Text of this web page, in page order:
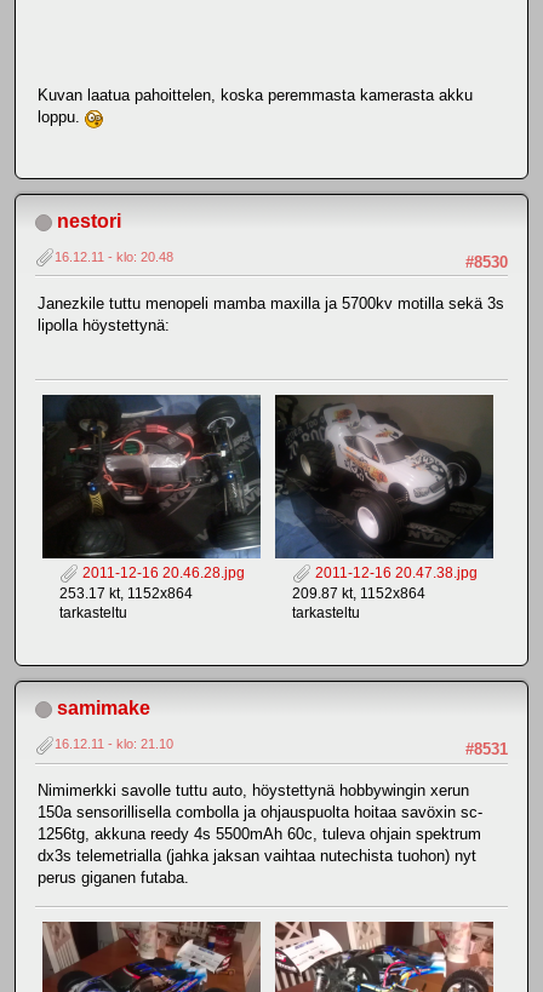
Kuvan laatua pahoittelen, koska peremmasta kamerasta akku
loppu.
nestori
#8530
16.12.11 - klo: 20.48
Janezkile tuttu menopeli mamba maxilla ja 5700kv motilla sekä 3s
lipolla höystettynä:
2011-12-16 20.46.28.jpg
253.17 kt, 1152x864
tarkasteltu
2011-12-16 20.47.38.jpg
209.87 kt, 1152x864
tarkasteltu
samimake
#8531
16.12.11 - klo: 21.10
Nimimerkki savolle tuttu auto, höystettynä hobbywingin xerun
150a sensorillisella combolla ja ohjauspuolta hoitaa savöxin sc-
1256tg, akkuna reedy 4s 5500mAh 60c, tuleva ohjain spektrum
dx3s telemetrialla (jahka jaksan vaihtaa nutechista tuohon) nyt
perus giganen futaba.